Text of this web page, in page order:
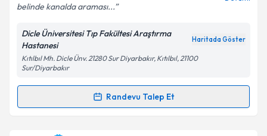
Kişisel verilerimin işlenmesine ilişkin
Aydınlatma
Metni
kapsamda işlenmesini kabul ediyorum.
Takvim Talebini Gönder
belinde kanalda araması...
Dicle Üniversitesi Tıp Fakültesi Araştırma
Hastanesi
Haritada Göster
Kıtılbıl Mh. Dicle Ünv. 21280 Sur Diyarbakır, Kıtılbıl, 21100
Sur/Diyarbakır
Randevu Talep Et
Randevu Takvimi Talebi